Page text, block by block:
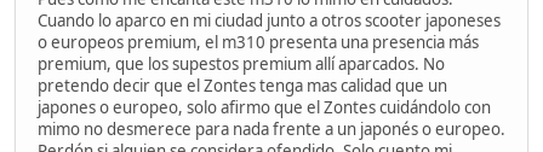
Cuando lo aparco en mi ciudad junto a otros scooter japoneses
o europeos premium, el m310 presenta una presencia más
premium, que los supestos premium allí aparcados. No
pretendo decir que el Zontes tenga mas calidad que un
japones o europeo, solo afirmo que el Zontes cuidándolo con
mimo no desmerece para nada frente a un japonés o europeo.